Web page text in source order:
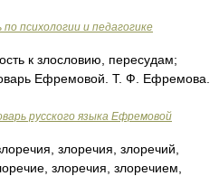
психологии и педагогике
к злословию, пересудам;
Ефремовой. Т. Ф. Ефремова.
русского языка Ефремовой
злоречия, злоречий,
злоречия, злоречием,